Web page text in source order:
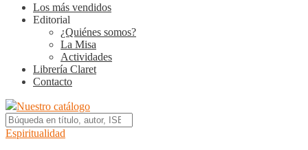
Los más vendidos
Editorial
¿Quiénes somos?
La Misa
Actividades
Librería Claret
Contacto
Nuestro catálogo
Espiritualidad